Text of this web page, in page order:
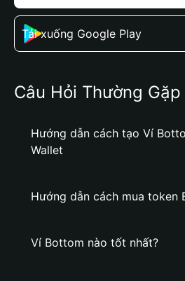
Tải xuống Google Play
Câu Hỏi Thường Gặp
Hướng dẫn cách tạo Ví
Wallet
Hướng dẫn cách mua token
Ví Bottom nào tốt nhất?